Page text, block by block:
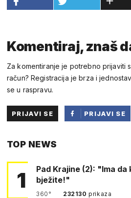
Komentiraj, znaš
Za komentiranje je potrebno prijaviti
račun? Registracija je brza i
se u raspravu.
PRIJAVI SE
PRIJAVI SE
TOP NEWS
1
Pad Krajine (2): "Ima da
bježite!"
360° 232130prikaza